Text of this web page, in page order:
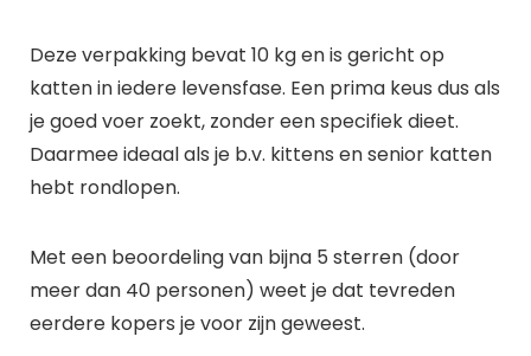
Deze verpakking bevat 10 kg en is gericht op
katten in iedere levensfase. Een prima keus dus als
je goed voer zoekt, zonder een specifiek dieet.
Daarmee ideaal als je b.v. kittens en senior katten
hebt rondlopen.
Met een beoordeling van bijna 5 sterren (door
meer dan 40 personen) weet je dat tevreden
eerdere kopers je voor zijn geweest.